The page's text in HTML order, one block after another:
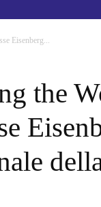
Eisenberg...
the